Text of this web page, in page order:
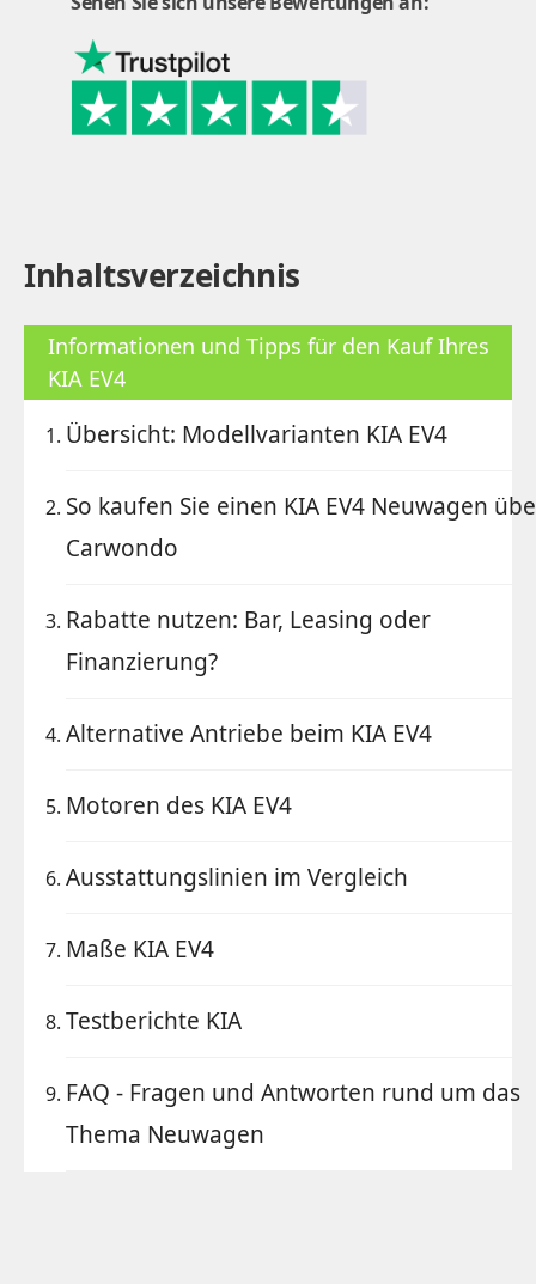
Inhaltsverzeichnis
Informationen und Tipps für den Kauf Ihres
KIA EV4
Übersicht: Modellvarianten KIA EV4
So kaufen Sie einen KIA EV4 Neuwagen
Carwondo
Rabatte nutzen: Bar, Leasing oder
Finanzierung?
Alternative Antriebe beim KIA EV4
Motoren des KIA EV4
Ausstattungslinien im Vergleich
Maße KIA EV4
Testberichte KIA
FAQ - Fragen und Antworten rund um das
Thema Neuwagen